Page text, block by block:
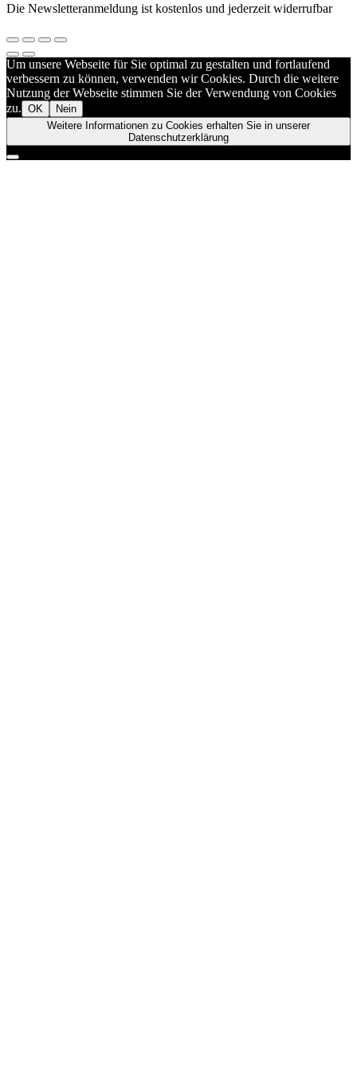
Die Newsletteranmeldung ist kostenlos und jederzeit widerrufbar
Um unsere Webseite für Sie optimal zu gestalten und fortlaufend
verbessern zu können, verwenden wir Cookies. Durch die weitere
Nutzung der Webseite stimmen Sie der Verwendung von Cookies
zu. OK
Nein
Weitere Informationen zu Cookies erhalten Sie in unserer
Datenschutzerklärung